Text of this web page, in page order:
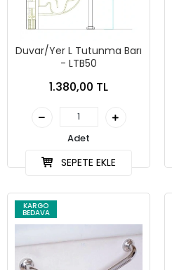
Duvar/Yer L Tutunma Barı
- LTB50
1.380,00 TL
Adet
SEPETE EKLE
KARGO
BEDAVA